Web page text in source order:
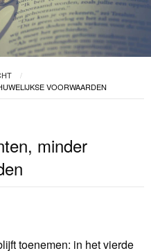
VOORWAARDEN
minder
toenemen: in het vierde